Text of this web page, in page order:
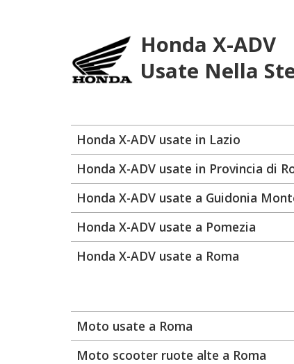
Honda X-ADV
Usate Nella
Honda X-ADV usate in Lazio
Honda X-ADV usate in Provincia di
Honda X-ADV usate a Guidonia
Honda X-ADV usate a Pomezia
Honda X-ADV usate a Roma
Moto usate a Roma
Moto scooter ruote alte a Roma